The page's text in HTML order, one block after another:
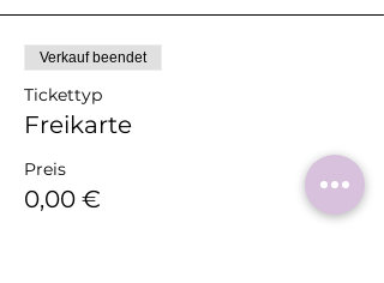
Verkauf beendet
Tickettyp
Freikarte
Preis
0,00 €